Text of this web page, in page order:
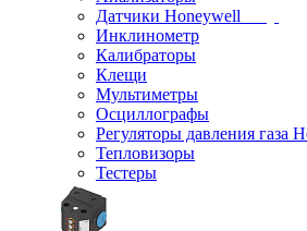
Датчики Honeywell
Инклинометр
Калибраторы
Клещи
Мультиметры
Осциллографы
Регуляторы давления газа
Тепловизоры
Тестеры